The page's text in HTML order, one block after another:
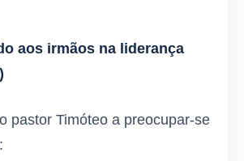
aos irmãos na liderança
pastor Timóteo a preocupar-se